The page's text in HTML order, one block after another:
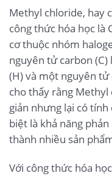
Methyl chloride, hay
công thức hóa học là
cơ thuộc nhóm
nguyên tử carbon
(H) và một nguyên tử
cho thấy rằng
giản nhưng lại có
biệt là khả năng
thành nhiều sản
Với công thức hóa